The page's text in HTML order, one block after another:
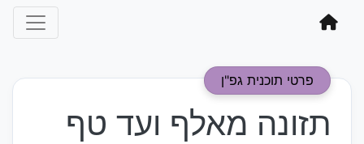
פרטי תוכנית גפ"ן
תזונה מאלף ועד טף